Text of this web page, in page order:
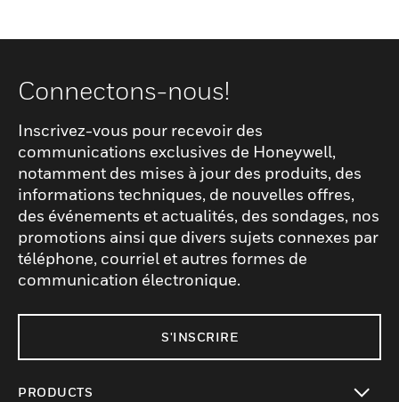
Connectons-nous!
Inscrivez-vous pour recevoir des
communications exclusives de Honeywell,
notamment des mises à jour des produits, des
informations techniques, de nouvelles offres,
des événements et actualités, des sondages, nos
promotions ainsi que divers sujets connexes par
téléphone, courriel et autres formes de
communication électronique.
S'INSCRIRE
PRODUCTS